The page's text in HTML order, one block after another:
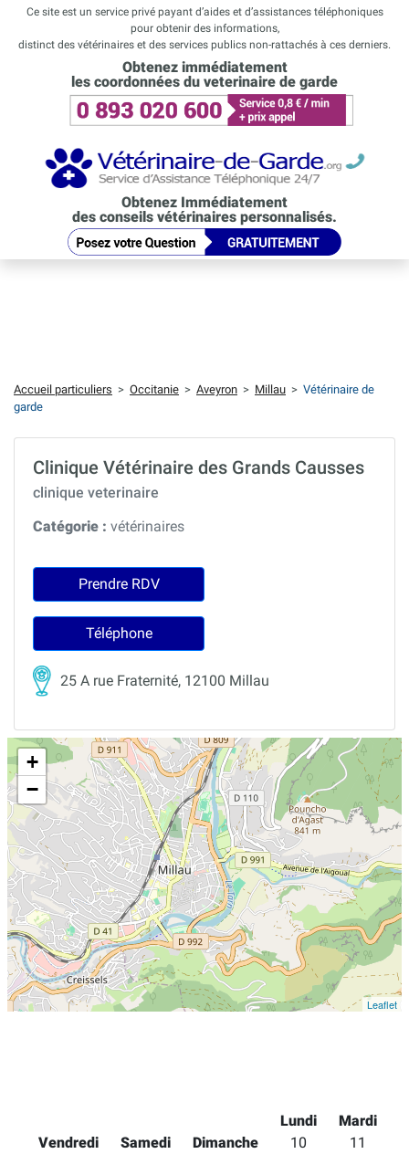
Ce site est un service privé payant d’aides et d’assistances téléphoniques
pour obtenir des informations,
distinct des vétérinaires et des services publics non-rattachés à ces derniers.
Obtenez immédiatement
les coordonnées du veterinaire de garde
Obtenez Immédiatement
des conseils vétérinaires personnalisés.
Accueil particuliers > Occitanie > Aveyron > Millau > Vétérinaire de
garde
Clinique Vétérinaire des Grands Causses
clinique veterinaire
Catégorie : vétérinaires
Prendre RDV
Téléphone
25 A rue Fraternité, 12100 Millau
+
−
Leaflet
Vendredi
Samedi
Dimanche
Lundi
10
Mardi
11